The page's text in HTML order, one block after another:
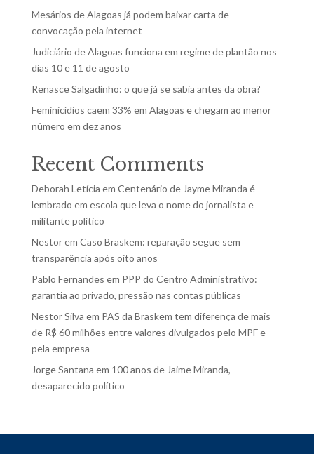
Mesários de Alagoas já podem baixar carta de
convocação pela internet
Judiciário de Alagoas funciona em regime de plantão nos
dias 10 e 11 de agosto
Renasce Salgadinho: o que já se sabia antes da obra?
Feminicídios caem 33% em Alagoas e chegam ao menor
número em dez anos
Recent Comments
Deborah Letícia em Centenário de Jayme Miranda é
lembrado em escola que leva o nome do jornalista e
militante político
Nestorem Caso Braskem: reparação segue sem
transparência após oito anos
Pablo Fernandes em PPP do Centro Administrativo:
garantia ao privado, pressão nas contas públicas
Nestor Silva em PAS da Braskem tem diferença de mais
de R$ 60 milhões entre valores divulgados pelo MPF e
pela empresa
Jorge Santana em 100 anos de Jaime Miranda,
desaparecido político